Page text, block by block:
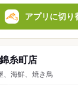
アプリに切り
糸町店
、海鮮、焼き鳥